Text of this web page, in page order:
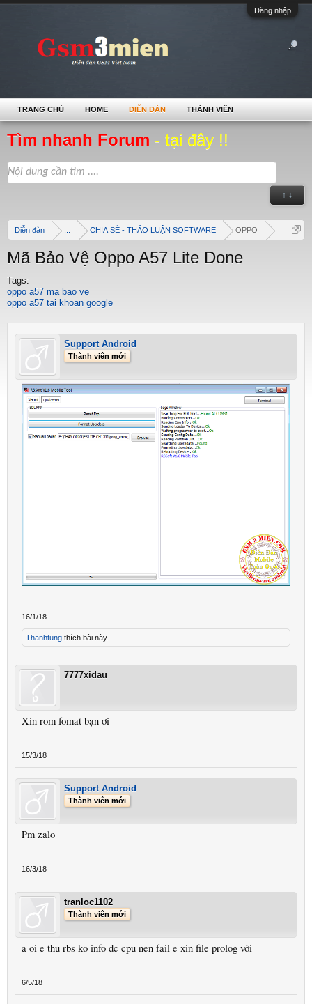
Đăng nhập
Tìm nhanh Forum - tại đây !!
↑ ↓
Diễn đàn CHIA SẺ - THẢO LUẬN SOFTWARE OPPO
Mã Bảo Vệ Oppo A57 Lite Done
Tags:
oppo a57 ma bao ve
oppo a57 tai khoan google
Support Android
Thành viên mới
16/1/18
Thanhtung thích bài này.
7777xidau
Xin rom fomat bạn ơi
15/3/18
Support Android
Thành viên mới
Pm zalo
16/3/18
tranloc1102
Thành viên mới
a oi e thu rbs ko info dc cpu nen fail e xin file prolog với
6/5/18
TRANG CHỦ HOME DIỄN ĐÀN THÀNH VIÊN